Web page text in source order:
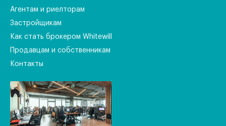
Агентам и риелторам
Застройщикам
Как стать брокером Whitewill
Продавцам и собственникам
Контакты